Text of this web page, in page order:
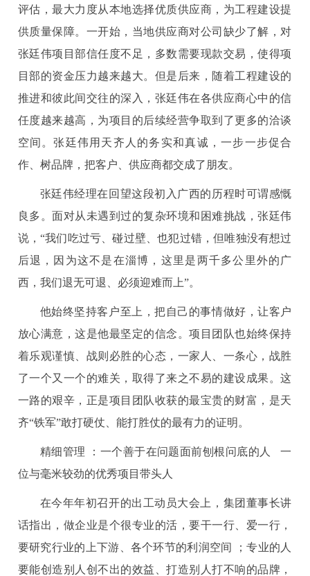
评估，最大力度从本地选择优质供应商，为工程建设提
供质量保障。一开始，当地供应商对公司缺少了解，对
张廷伟项目部信任度不足，多数需要现款交易，使得项
目部的资金压力越来越大。但是后来，随着工程建设的
推进和彼此间交往的深入，张廷伟在各供应商心中的信
任度越来越高，为项目的后续经营争取到了更多的洽谈
空间。张廷伟用天齐人的务实和真诚，一步一步促合
作、树品牌，把客户、供应商都交成了朋友。
张廷伟经理在回望这段初入广西的历程时可谓感慨
良多。面对从未遇到过的复杂环境和困难挑战，张廷伟
说，“我们吃过亏、碰过壁、也犯过错，但唯独没有想过
后退，因为这不是在淄博，这里是两千多公里外的广
西，我们退无可退、必须迎难而上”。
他始终坚持客户至上，把自己的事情做好，让客户
放心满意，这是他最坚定的信念。项目团队也始终保持
着乐观谨慎、战则必胜的心态，一家人、一条心，战胜
了一个又一个的难关，取得了来之不易的建设成果。这
一路的艰辛，正是项目团队收获的最宝贵的财富，是天
齐“铁军”敢打硬仗、能打胜仗的最有力的证明。
精细管理 ：一个善于在问题面前刨根问底的人 一
位与毫米较劲的优秀项目带头人
在今年年初召开的出工动员大会上，集团董事长讲
话指出，做企业是个很专业的活，要干一行、爱一行，
要研究行业的上下游、各个环节的利润空间 ；专业的人
要能创造别人创不出的效益、打造别人打不响的品牌，